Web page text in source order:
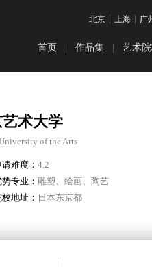
北京 上海 广
首页 作品集 艺术
术大学
of the Arts
难度： 4.2
专业： 雕塑、绘画、陶艺
校地址： 日本东京都